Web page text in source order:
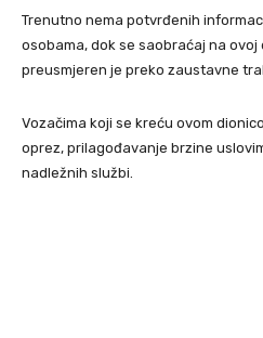
Trenutno nema potvrđenih
osobama, dok se saobraćaj na
preusmjeren je preko zaustavne
Vozačima koji se kreću ovom
oprez, prilagođavanje brzine
nadležnih službi.